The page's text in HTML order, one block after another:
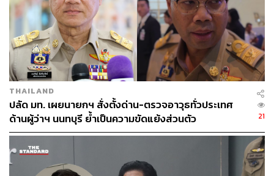
เมื่อถามว่า การแก้ไขรัฐธรรมนูญจะถูกชี้นำโดยพรรคภูมิใจ
ไทย หลังจากพรรคประชาชนเคยกล่าวหาไว้ นิกรกล่าวว่า
เป็นไปตามสัดส่วนของสมาชิกรัฐสภา ซึ่งแฟร์ที่สุดแล้ว
ประชาชนเลือกมาแบบนี้ เราก็ยึดตามหลักการนี้
เมื่อถามว่า จำนวนเสียง สส. ของพรรคภูมิใจไทยทั้งสิ้น 192
เสียง และเสียงของ สว. จะทำให้การโหวต สสร. ถูกครอบงำ
หรือไม่ นิกรกล่าวว่า ไม่สามารถมารวมกันได้ เพราะอยู่
คนละสภา ใครจะเชื่ออย่างไรก็เชื่อ เพราะเป็นสัดส่วนของ
รัฐสภา สว. ก็ของ สว. สส. ก็ของ สส. เป็นไปตามหลักการเสียง
ข้างมาก
THAILAND
ปลัด มท. เผยนายกฯ สั่งตั้งด่าน-ตรวจอาวุธทั่วประเทศ
ด้านผู้ว่าฯ นนทบุรี ย้ำเป็นความขัดแย้งส่วนตัว
21